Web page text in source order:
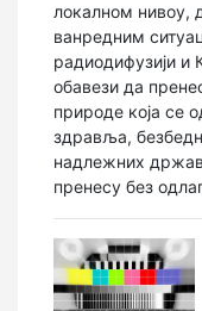
локалном нивоу,
ванредним
радиодифузији
обавези да
природе која се
здравља,
надлежних
пренесу без